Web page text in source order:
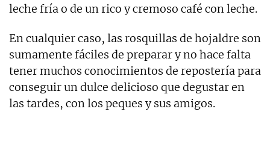
leche fría o de un rico y cremoso café con leche.
En cualquier caso, las rosquillas de hojaldre son
sumamente fáciles de preparar y no hace falta
tener muchos conocimientos de repostería para
conseguir un dulce delicioso que degustar en
las tardes, con los peques y sus amigos.